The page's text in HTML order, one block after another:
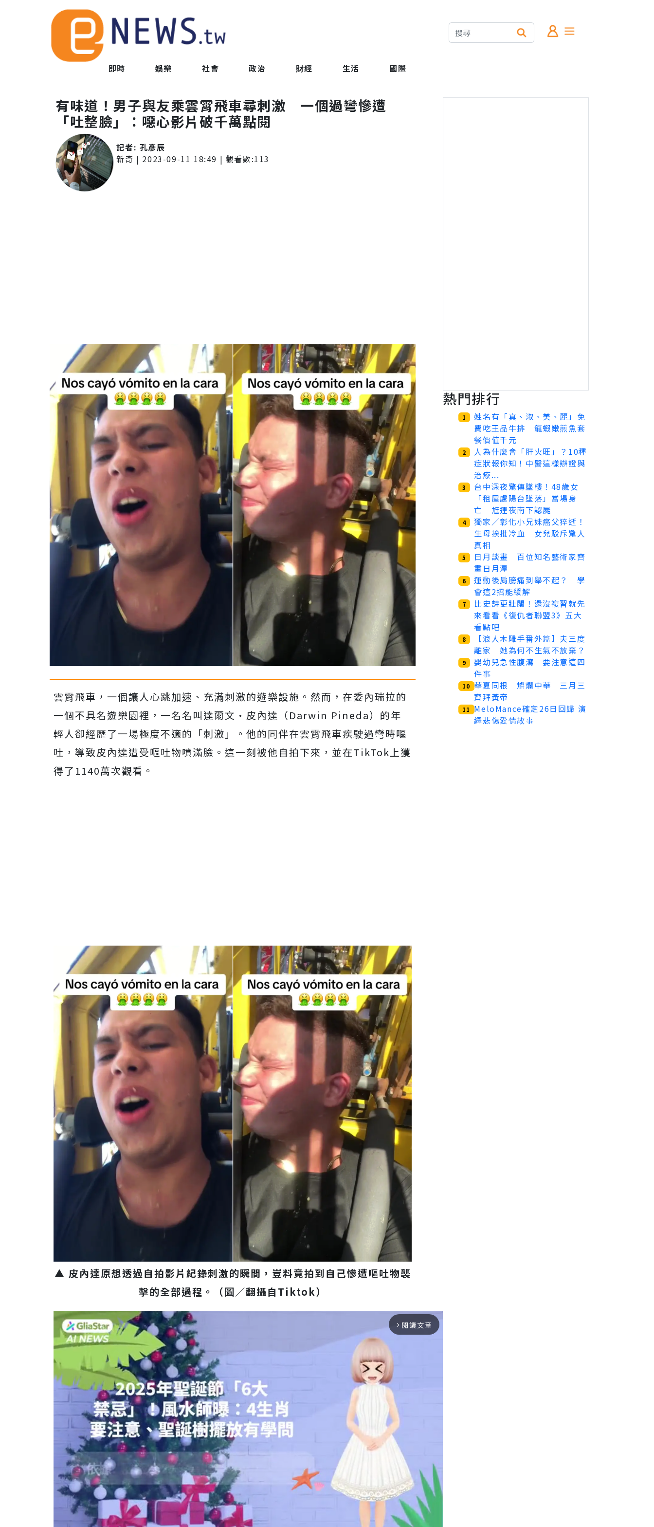
即時 娛樂 社會 政治 財經 生活 國際
有味道！男子與友乘雲霄飛車尋刺激 一個過彎慘遭
「吐整臉」：噁心影片破千萬點閱
記者: 孔彥辰
新奇 | 2023-09-11 18:49 | 觀看數:113
雲霄飛車，一個讓人心跳加速、充滿刺激的遊樂設施。然而，在委內瑞拉的
一個不具名遊樂園裡，一名名叫達爾文·皮內達（Darwin Pineda）的年
輕人卻經歷了一場極度不適的「刺激」。他的同伴在雲霄飛車疾駛過彎時嘔
吐，導致皮內達遭受嘔吐物噴滿臉。這一刻被他自拍下來，並在TikTok上獲
得了1140萬次觀看。
▲ 皮內達原想透過自拍影片紀錄刺激的瞬間，豈料竟拍到自己慘遭嘔吐物襲
擊的全部過程。（圖／翻攝自Tiktok）
arrow_forward_ios 閱讀文章
熱門排行
1
姓名有「真、淑、美、麗」免
費吃王品牛排 龍蝦嫩煎魚套
餐價值千元
2
人為什麼會「肝火旺」？10種
症狀報你知！中醫這樣辯證與
治療...
3
台中深夜驚傳墜樓！48歲女
「租屋處陽台墜落」當場身
亡 尪連夜南下認屍
4
獨家／彰化小兄妹癌父猝逝！
生母挨批冷血 女兒駁斥驚人
真相
5
日月談畫 百位知名藝術家齊
畫日月潭
6
運動後肩膀痛到舉不起？ 學
會這2招能緩解
7
比史詩更壯闊！還沒複習就先
來看看《復仇者聯盟3》五大
看點吧
8
【浪人木雕手番外篇】夫三度
離家 她為何不生氣不放棄？
9
嬰幼兒急性腹瀉 要注意這四
件事
10 華夏同根 燦爛中華 三月三
齊拜黃帝
11
MeloMance確定26日回歸 演
繹悲傷愛情故事